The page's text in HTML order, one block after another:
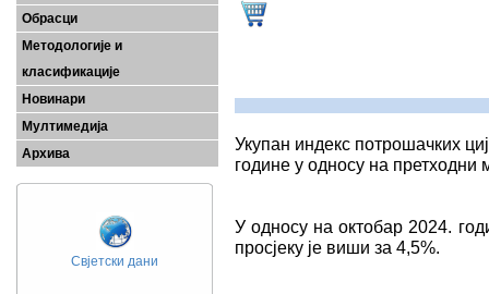
Обрасци
Методологије и
класификације
Новинари
Мултимедија
Архива
Свјетски дани
Укупан индекс потрошачких
године у односу на претходни
У односу на октобар 2024.
просјеку је виши за 4,5%.